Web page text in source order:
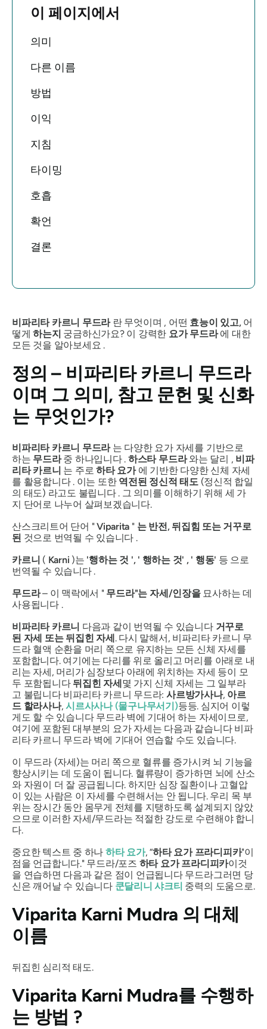
이 페이지에서
의미
다른 이름
방법
이익
지침
타이밍
호흡
확언
결론
비파리타 카르니 무드라란 무엇이며 , 어떤 효능이 있고,어
떻게하는지 궁금하신가요? 이 강력한 요가무드라에 대한
모든 것을 알아보세요 .
정의 – 비파리타 카르니 무드라
이며 그 의미, 참고 문헌 및 신화
는 무엇인가?
비파리타 카르니 무드라는 다양한 요가 자세를 기반으로
하는 무드라중 하나입니다 . 하스타 무드라와는 달리 , 비파
리타 카르니 는 주로하타 요가에 기반한 다양한 신체 자세
를 활용합니다 . 이는 또한 역전된 정신적 태도(정신적 합일
의 태도) 라고도 불립니다 . 그 의미를 이해하기 위해 세 가
지 단어로 나누어 살펴보겠습니다.
산스크리트어 단어 "Viparita " 는 반전, 뒤집힘 또는 거꾸로
된 것으로 번역될 수 있습니다 .
카르니 ( Karni )는 '행하는 것 ', ' 행하는 것' , ' 행동' 등 으로
번역될 수 있습니다 .
무드라– 이 맥락에서 " 무드라"는 자세/인장을묘사하는 데
사용됩니다 .
비파리타 카르니 다음과 같이 번역될 수 있습니다 거꾸로
된 자세 또는 뒤집힌 자세. 다시 말해서, 비파리타 카르니 무
드라혈액 순환을 머리 쪽으로 유지하는 모든 신체 자세를
포함합니다. 여기에는 다리를 위로 올리고 머리를 아래로 내
리는 자세, 머리가 심장보다 아래에 위치하는 자세 등이 모
두 포함됩니다 뒤집힌 자세몇 가지 신체 자세는 그 일부라
고 불립니다 비파리타 카르니 무드라: 사르방가사나, 아르
드 할라사나,시르사사나(물구나무서기)등등. 심지어 이렇
게도 할 수 있습니다 무드라벽에 기대어 하는 자세이므로,
여기에 포함된 대부분의 요가 자세는 다음과 같습니다 비파
리타 카르니 무드라 벽에 기대어 연습할 수도 있습니다.
이 무드라(자세)는 머리 쪽으로 혈류를 증가시켜 뇌 기능을
향상시키는 데 도움이 됩니다. 혈류량이 증가하면 뇌에 산소
와 자원이 더 잘 공급됩니다. 하지만 심장 질환이나 고혈압
이 있는 사람은 이 자세를 수련해서는 안 됩니다. 우리 목 부
위는 장시간 동안 몸무게 전체를 지탱하도록 설계되지 않았
으므로 이러한 자세/무드라는 적절한 강도로 수련해야 합니
다.
중요한 텍스트 중 하나 하타 요가, “하타 요가 프라디피카"이
점을 언급합니다." 무드라/포즈 하타 요가 프라디피카이것
을 연습하면 다음과 같은 점이 언급됩니다 무드라그러면 당
신은 깨어날 수 있습니다 쿤달리니 샤크티 중력의 도움으로.
Viparita Karni Mudra 의 대체
이름
뒤집힌 심리적 태도.
Viparita Karni Mudra를 수행하
는 방법 ?